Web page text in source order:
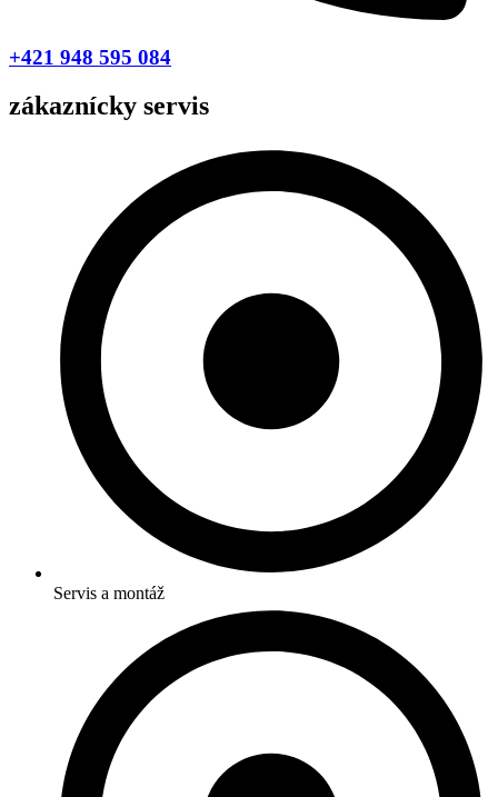
+421 948 595 084
zákaznícky servis
Servis a montáž